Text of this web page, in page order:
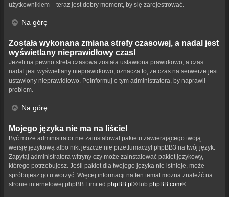
użytkownikiem – teraz jest dobry moment, by się zarejestrować.
Na górę
Została wykonana zmiana strefy czasowej, a nadal jest
wyświetlany nieprawidłowy czas!
Jeżeli na pewno strefa czasowa została ustawiona prawidłowo, a czas
nadal jest wyświetlany nieprawidłowo, oznacza to, że czas na serwerze jest
ustawiony nieprawidłowo. Poinformuj o tym administratora, by naprawił
problem.
Na górę
Mojego języka nie ma na liście!
Być może administrator nie zainstalował pakietu zawierającego twoją
wersję językową albo nikt jeszcze nie przetłumaczył phpBB3 na twój język.
Zapytaj administratora witryny czy może zainstalować pakiet językowy,
którego potrzebujesz. Jeśli pakiet dla twojego języka nie istnieje, może
spróbujesz go utworzyć. Więcej informacji na ten temat można znaleźć na
stronie internetowej phpBB Limited phpBB.pl® lub phpBB.com®